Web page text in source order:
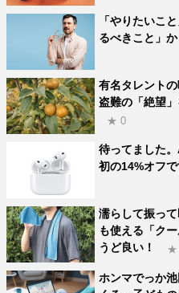
「やりたいこ
るべきこと」
有名タレント
盗難の「絶望
★ 0
待ってました
初の14%オフ
濡らして振っ
も使える「ク
うど良い！
★
ホンマでっか